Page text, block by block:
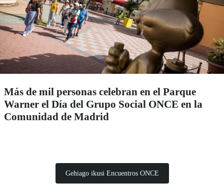
Más de mil personas celebran en el Parque
Warner el Día del Grupo Social ONCE en la
Comunidad de Madrid
Gehiago ikusi Encuentros ONCE